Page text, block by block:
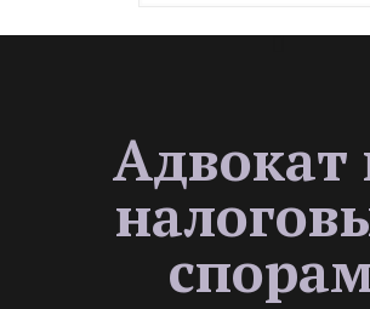
Адвокат